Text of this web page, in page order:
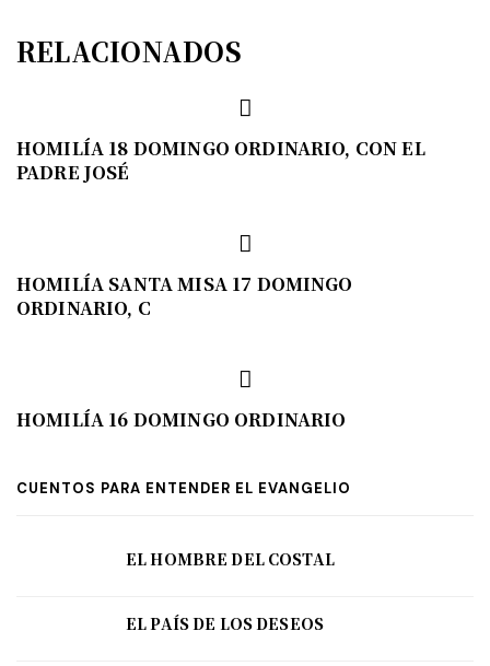
RELACIONADOS
HOMILÍA 18 DOMINGO ORDINARIO, CON EL
PADRE JOSÉ
HOMILÍA SANTA MISA 17 DOMINGO
ORDINARIO, C
HOMILÍA 16 DOMINGO ORDINARIO
CUENTOS PARA ENTENDER EL EVANGELIO
EL HOMBRE DEL COSTAL
EL PAÍS DE LOS DESEOS